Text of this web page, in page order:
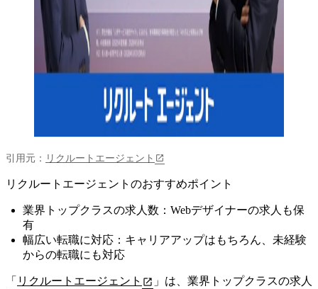
引用元： リクルートエージェント
リクルートエージェントのおすすめポイント
業界トップクラスの求人数：Webデザイナーの求人も保
有
幅広い転職に対応：キャリアアップはもちろん、未経験
からの転職にも対応
「 リクルートエージェント
」は、業界トップクラスの求人